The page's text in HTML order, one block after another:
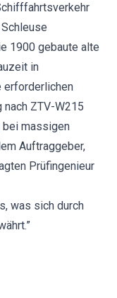
1900 gebaute alte
in
erforderlichen
ZTV-W215
bei massigen
Auftraggeber,
Prüfingenieur
was sich durch